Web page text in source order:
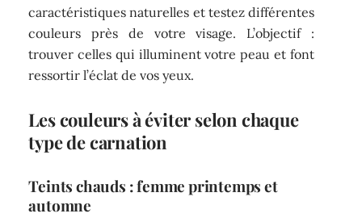
caractéristiques naturelles et testez différentes
couleurs près de votre visage. L’objectif :
trouver celles qui illuminent votre peau et font
ressortir l’éclat de vos yeux.
Les couleurs à éviter selon chaque
type de carnation
Teints chauds : femme printemps et
automne